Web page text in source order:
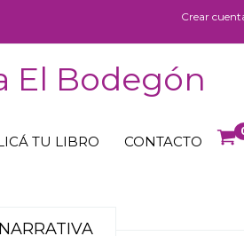
Crear
El Bodegón
TU LIBRO CONTACTO
NARRATIVA